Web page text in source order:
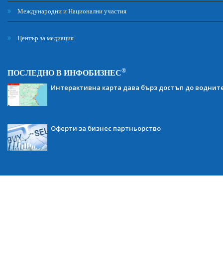
Международни и Национални участия
Център за медиация
ПОСЛЕДНО В ИНФОБИЗНЕС®
Интерактивна карта дава бърз достъп до
Оферти за бизнес партньорство